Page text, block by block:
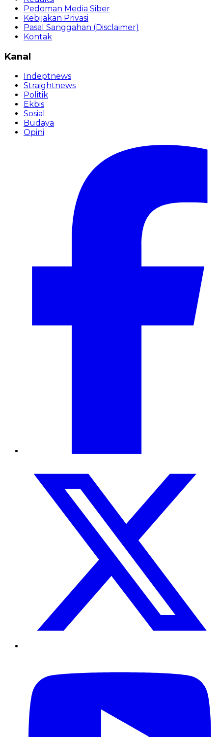
Pedoman Media Siber
Kebijakan Privasi
Pasal Sanggahan (Disclaimer)
Kontak
Kanal
Indeptnews
Straightnews
Politik
Ekbis
Sosial
Budaya
Opini